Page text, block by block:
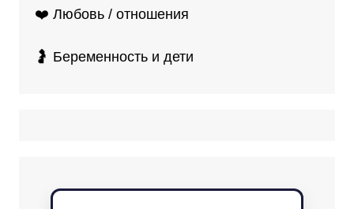
❤️ Любовь / отношения
🤰 Беременность и дети